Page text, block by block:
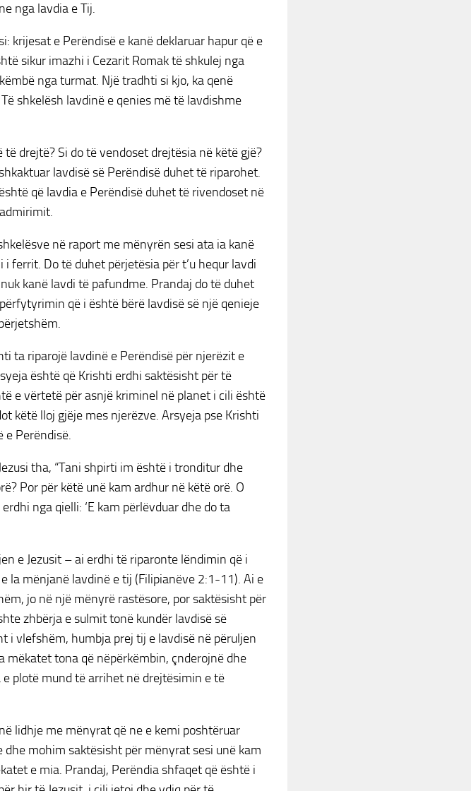
nga lavdia e Tij.
krijesat e Perëndisë e kanë deklaruar hapur që e
sikur imazhi i Cezarit Romak të shkulej nga
nga turmat. Një tradhti si kjo, ka qenë
shkelësh lavdinë e qenies më të lavdishme
drejtë? Si do të vendoset drejtësia në këtë gjë?
lavdisë së Perëndisë duhet të riparohet.
që lavdia e Perëndisë duhet të rivendoset në
në raport me mënyrën sesi ata ia kanë
ferrit. Do të duhet përjetësia për t’u hequr lavdi
kanë lavdi të pafundme. Prandaj do të duhet
që i është bërë lavdisë së një qenieje
ta riparojë lavdinë e Perëndisë për njerëzit e
është që Krishti erdhi saktësisht për të
e vërtetë për asnjë kriminel në planet i cili është
këtë lloj gjëje mes njerëzve. Arsyeja pse Krishti
e Perëndisë.
tha, “Tani shpirti im është i tronditur dhe
Por për këtë unë kam ardhur në këtë orë. O
nga qielli: ‘E kam përlëvduar dhe do ta
e Jezusit – ai erdhi të riparonte lëndimin që i
la mënjanë lavdinë e tij (Filipianëve 2:1-11). Ai e
jo në një mënyrë rastësore, por saktësisht për
zhbërja e sulmit tonë kundër lavdisë së
i vlefshëm, humbja prej tij e lavdisë në përuljen
mëkatet tona që nëpërkëmbin, çnderojnë dhe
plotë mund të arrihet në drejtësimin e të
lidhje me mënyrat që ne e kemi poshtëruar
mohim saktësisht për mënyrat sesi unë kam
e mia. Prandaj, Perëndia shfaqet që është i